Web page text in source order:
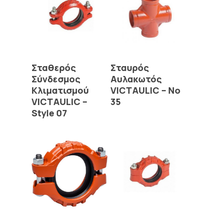
Read More
Σταθερός
Σύνδεσμος
Κλιματισμού
VICTAULIC –
Style 07
Read More
Σταυρός
Αυλακωτός
VICTAULIC – No
35